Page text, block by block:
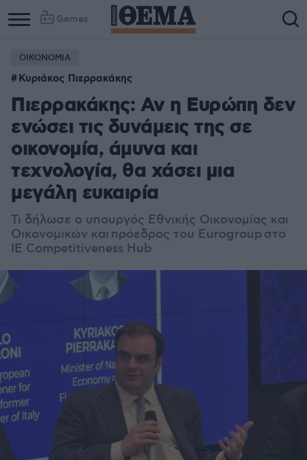
Games
ΟΙΚΟΝΟΜΙΑ
Κυριάκος Πιερρακάκης
Πιερρακάκης: Αν η Ευρώπη δεν
ενώσει τις δυνάμεις της σε
οικονομία, άμυνα και
τεχνολογία, θα χάσει μια
μεγάλη ευκαιρία
Τι δήλωσε ο υπουργός Εθνικής Οικονομίας και
Οικονομικών και πρόεδρος του Eurogroupστο
ΙΕ Competitiveness Hub